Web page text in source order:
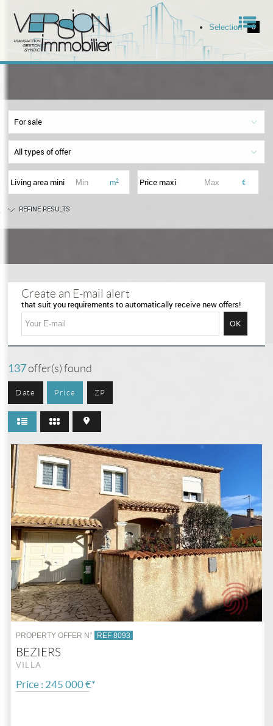
Selection 0
Our offers
Our services
The agency
your property
For sale
All types of offer
Living area mini m2 Price maxi €
REFINE RESULTS
Create an E-mail alert
that suit you requirements to automatically receive new offers!
137offer(s) found
Date Price ZP
PROPERTY OFFER N° REF 8093
BEZIERS
VILLA
Price : 245 000 €*